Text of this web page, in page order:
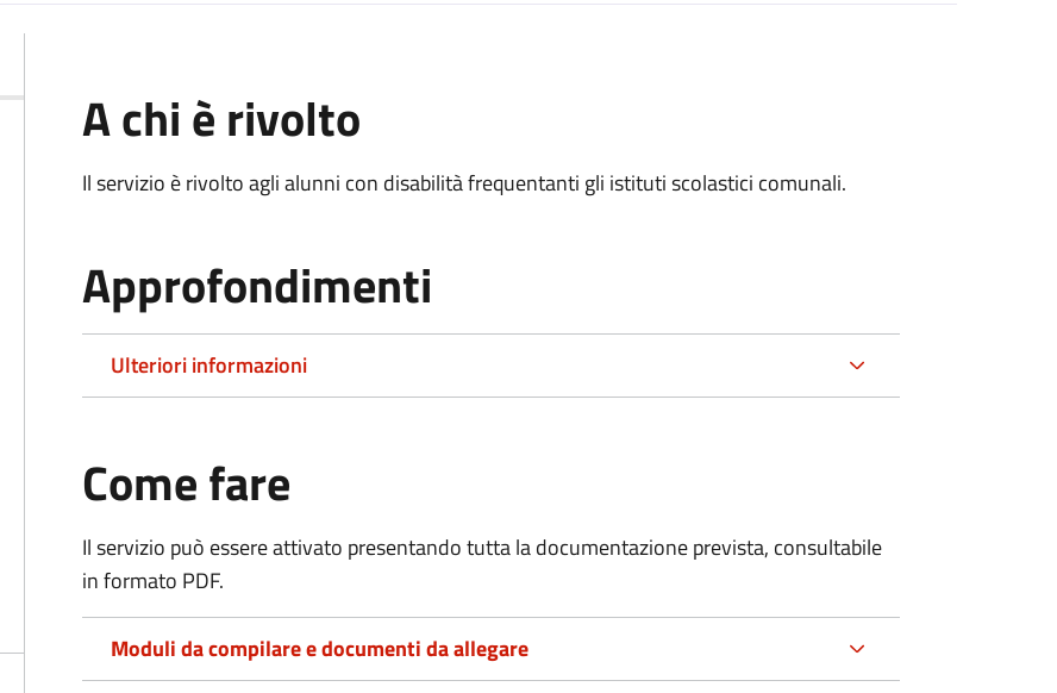
A chi è rivolto
Il servizio è rivolto agli alunni con disabilità frequentanti gli istituti scolastici comunali.
Approfondimenti
Ulteriori informazioni
Come fare
Il servizio può essere attivato presentando tutta la documentazione prevista, consultabile
in formato PDF.
Moduli da compilare e documenti da allegare